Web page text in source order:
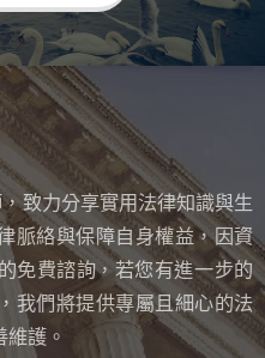
致力分享實用法律知識與生
脈絡與保障自身權益，因資
免費諮詢， 若您有進一步的
我們將提供專屬且細心的法
護。